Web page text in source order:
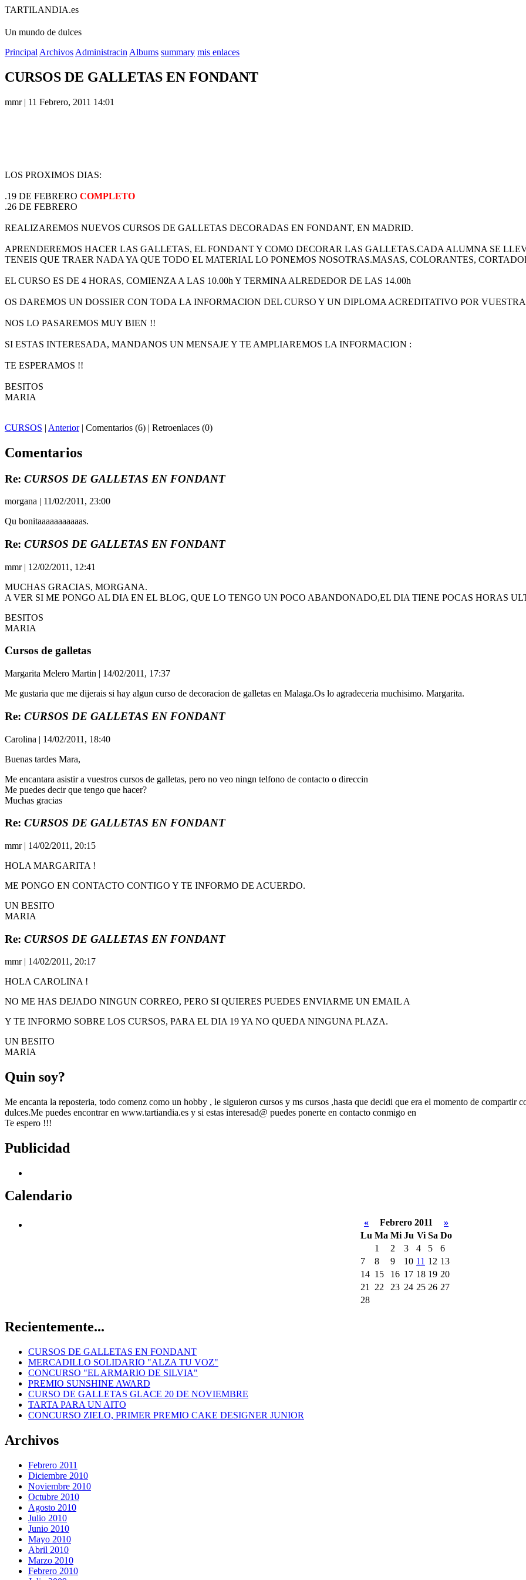
TARTILANDIA.es
Un mundo de dulces
Principal Archivos Administracin Albums summary mis enlaces
CURSOS DE GALLETAS EN FONDANT
mmr | 11 Febrero, 2011 14:01
LOS PROXIMOS DIAS:
.19 DE FEBRERO COMPLETO
.26 DE FEBRERO
REALIZAREMOS NUEVOS CURSOS DE GALLETAS DECORADAS EN FONDANT, EN MADRID.
APRENDEREMOS HACER LAS GALLETAS, EL FONDANT Y COMO DECORAR LAS GALLETAS.CADA ALUMNA SE
TENEIS QUE TRAER NADA YA QUE TODO EL MATERIAL LO PONEMOS NOSOTRAS.MASAS, COLORANTES,
EL CURSO ES DE 4 HORAS, COMIENZA A LAS 10.00h Y TERMINA ALREDEDOR DE LAS 14.00h
OS DAREMOS UN DOSSIER CON TODA LA INFORMACION DEL CURSO Y UN DIPLOMA ACREDITATIVO POR
NOS LO PASAREMOS MUY BIEN !!
SI ESTAS INTERESADA, MANDANOS UN MENSAJE Y TE AMPLIAREMOS LA INFORMACION :
TE ESPERAMOS !!
BESITOS
MARIA
CURSOS | Anterior| Comentarios (6) | Retroenlaces (0)
Comentarios
Re: CURSOS DE GALLETAS EN FONDANT
morgana | 11/02/2011, 23:00
Qu bonitaaaaaaaaaaas.
Re: CURSOS DE GALLETAS EN FONDANT
mmr| 12/02/2011, 12:41
MUCHAS GRACIAS, MORGANA.
A VER SI ME PONGO AL DIA EN EL BLOG, QUE LO TENGO UN POCO ABANDONADO,EL DIA TIENE POCAS HORAS
BESITOS
MARIA
Cursos de galletas
Margarita Melero Martin | 14/02/2011, 17:37
Me gustaria que me dijerais si hay algun curso de decoracion de galletas en Malaga.Os lo agradeceria muchisimo. Margarita.
Re: CURSOS DE GALLETAS EN FONDANT
Carolina | 14/02/2011, 18:40
Buenas tardes Mara,
Me encantara asistir a vuestros cursos de galletas, pero no veo ningn telfono de contacto o direccin
Me puedes decir que tengo que hacer?
Muchas gracias
Re: CURSOS DE GALLETAS EN FONDANT
mmr| 14/02/2011, 20:15
HOLA MARGARITA !
ME PONGO EN CONTACTO CONTIGO Y TE INFORMO DE ACUERDO.
UN BESITO
MARIA
Re: CURSOS DE GALLETAS EN FONDANT
mmr| 14/02/2011, 20:17
HOLA CAROLINA !
NO ME HAS DEJADO NINGUN CORREO, PERO SI QUIERES PUEDES ENVIARME UN EMAIL A
Y TE INFORMO SOBRE LOS CURSOS, PARA EL DIA 19 YA NO QUEDA NINGUNA PLAZA.
UN BESITO
MARIA
Quin soy?
Me encanta la reposteria, todo comenz como un hobby , le siguieron cursos y ms cursos ,hasta que decidi que era el momento de compartir
dulces.Me puedes encontrar en www.tartiandia.es y si estas interesad@ puedes ponerte en contacto conmigo en
Te espero !!!
Publicidad
Calendario
« Febrero 2011
»
Lu Ma Mi Ju Vi Sa Do
1
2 3 4 5
6
7
8 9 10 11 12 13
14 15 16 17 18 19 20
21
22 23 24 25 26 27
28
Recientemente...
CURSOS DE GALLETAS EN FONDANT
MERCADILLO SOLIDARIO "ALZA TU VOZ"
CONCURSO "EL ARMARIO DE SILVIA"
PREMIO SUNSHINE AWARD
CURSO DE GALLETAS GLACE 20 DE NOVIEMBRE
TARTA PARA UN AITO
CONCURSO ZIELO, PRIMER PREMIO CAKE DESIGNER JUNIOR
Archivos
Febrero 2011
Diciembre 2010
Noviembre 2010
Octubre 2010
Agosto 2010
Julio 2010
Junio 2010
Mayo 2010
Abril 2010
Marzo 2010
Febrero 2010